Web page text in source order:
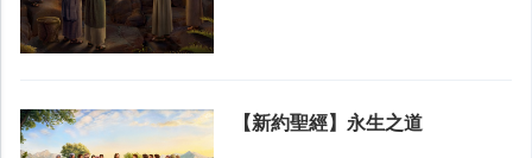
【新約聖經】永生之道